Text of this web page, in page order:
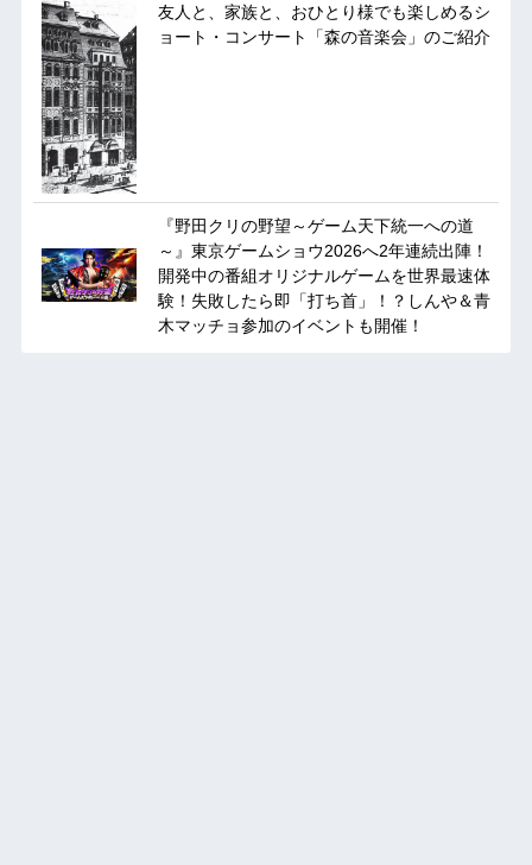
友人と、家族と、おひとり様でも楽しめるシ
ョート・コンサート「森の音楽会」のご紹介
『野田クリの野望～ゲーム天下統一への道
～』東京ゲームショウ2026へ2年連続出陣！
開発中の番組オリジナルゲームを世界最速体
験！失敗したら即「打ち首」！？しんや＆青
木マッチョ参加のイベントも開催！